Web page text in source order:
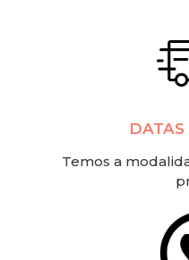
DATAS
Temos a